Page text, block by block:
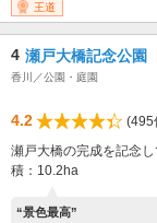
王道
4 瀬戸大橋記念公園
香川／公園・庭園
4.2
(495
瀬戸大橋の完成を記念
積：10.2ha
“景色最高”